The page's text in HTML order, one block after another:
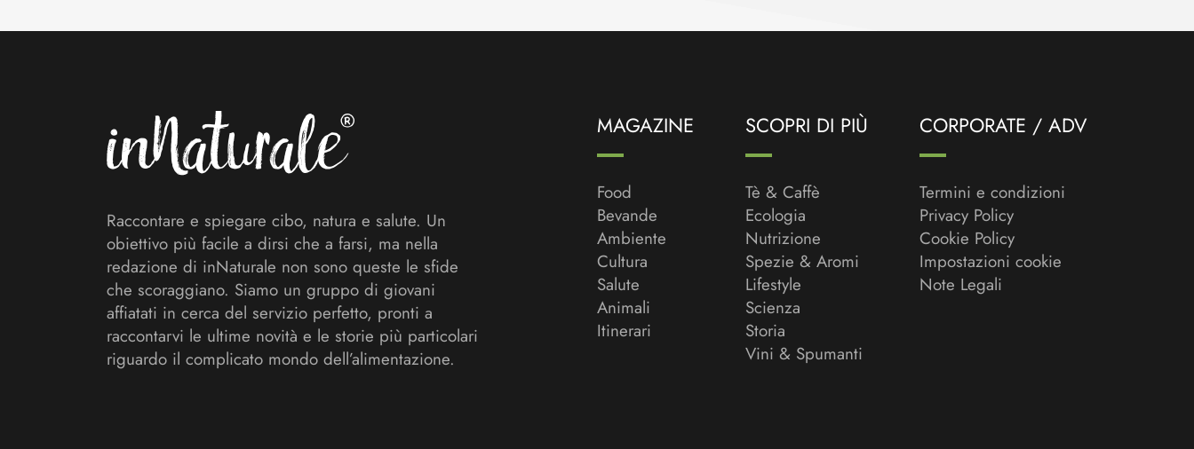
Raccontare e spiegare cibo, natura e salute. Un
obiettivo più facile a dirsi che a farsi, ma nella
redazione di inNaturale non sono queste le sfide
che scoraggiano. Siamo un gruppo di giovani
affiatati in cerca del servizio perfetto, pronti a
raccontarvi le ultime novità e le storie più particolari
riguardo il complicato mondo dell’alimentazione.
MAGAZINE
Food
Bevande
Ambiente
Cultura
Salute
Animali
Itinerari
SCOPRI DI PIÙ
Tè & Caffè
Ecologia
Nutrizione
Spezie & Aromi
Lifestyle
Scienza
Storia
Vini & Spumanti
CORPORATE / ADV
Termini e condizioni
Privacy Policy
Cookie Policy
Impostazioni cookie
Note Legali